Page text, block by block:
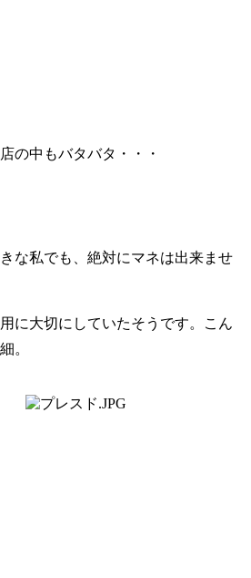
の中もバタバタ・・・
な私でも、絶対にマネは出来ませ
に大切にしていたそうです。こん
。